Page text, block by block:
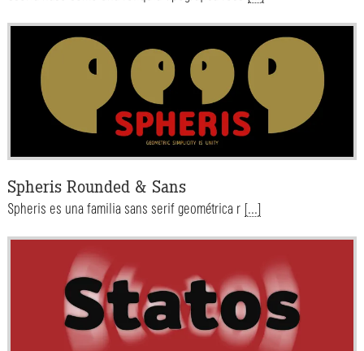
Spheris Rounded & Sans
Spheris es una familia sans serif geométrica r [...]